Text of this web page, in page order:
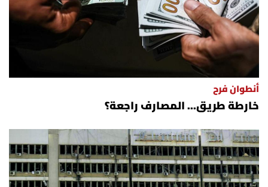
أنطوان فرح
خارطة طريق... المصارف راجعة؟